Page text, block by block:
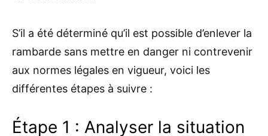
S’il a été déterminé qu’il est possible d’enlever la
rambarde sans mettre en danger ni contrevenir
aux normes légales en vigueur, voici les
différentes étapes à suivre :
Étape 1 : Analyser la situation